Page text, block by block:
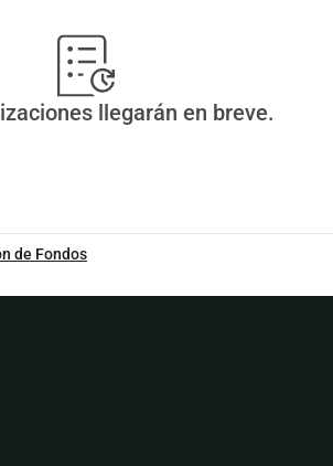
llegarán en breve.
de Fondos